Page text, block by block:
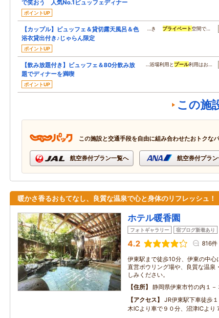
で笑おう 人気No.1ビュッフェディナー
ポイントUP
【カップル】ビュッフェ＆貸切露天風呂＆色
浴衣貸出付き♪じゃらん限定
ポイントUP
…き プライベート 空間で…
【飲み放題付き】ビュッフェ＆80分飲み放
題でディナーを満喫
ポイントUP
…浴場利用と プール利用はお…
この施
この施設と交通手段を自由に組み合わせたおトクな
航空券付プラン一覧へ 航空券付プラ
暖かさ香るおもてなし、良質な温泉で心と身体のリフレッシュ！
ホテル暖香園
フォトギャラリー 宿ブログ新着あり
4.2 816件
伊東駅まで徒歩10分、伊東の中
直営ボウリング場や、良質な温泉
しみください。
住所
静岡県伊東市竹の内１－
アクセス
JR伊東駅下車徒歩
木ICより車で９０分、沼津ICより